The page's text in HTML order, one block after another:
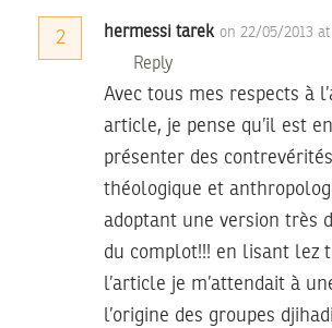
2 hermessi tarek on 22/05/2013
Reply
Avec tous mes respects à
article, je pense qu’il est
présenter des
théologique et
adoptant une version très
du complot!!! en lisant lez
l’article je m’attendait à
l’origine des groupes